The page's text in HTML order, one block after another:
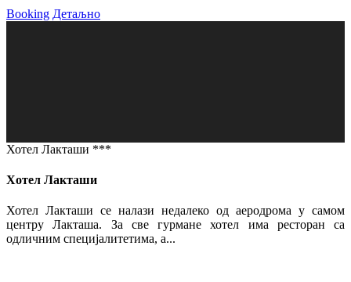
Booking Детаљно
Хотел Лакташи ***
Хотел Лакташи
Хотел Лакташи се налази недалеко од аеродрома у самом
центру Лакташа. За све гурмане хотел има ресторан са
одличним специјалитетима, а...